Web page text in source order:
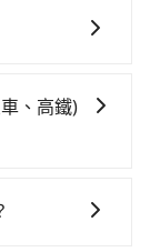
時間約20分
分鐘、車費
全程加上轉車
路。但如果
車車行，比
如Hyundai
油錢（每公
加收
在路邊攔不
隊，如中天
程，屏東縣
、高鐵)
確定您的預